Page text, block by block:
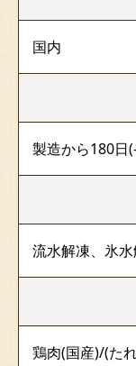
国内
製造から180
流水解凍、氷
鶏肉(国産)/(た